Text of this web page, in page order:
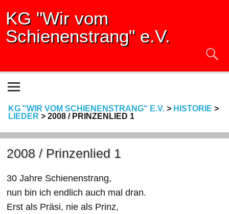
KG "Wir vom
Schienenstrang" e.V.
KG "WIR VOM SCHIENENSTRANG" E.V.> HISTORIE >
LIEDER > 2008 / PRINZENLIED 1
2008 / Prinzenlied 1
30 Jahre Schienenstrang,
nun bin ich endlich auch mal dran.
Erst als Präsi, nie als Prinz,